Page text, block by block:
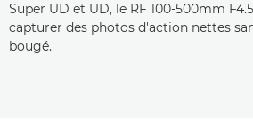
Super UD et UD, le RF 100-500mm
capturer des photos d'action nettes
bougé.